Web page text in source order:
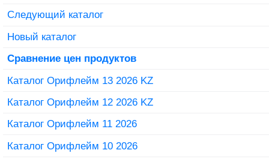
Следующий каталог
Новый каталог
Сравнение цен продуктов
Каталог Орифлейм 13 2026 KZ
Каталог Орифлейм 12 2026 KZ
Каталог Орифлейм 11 2026
Каталог Орифлейм 10 2026